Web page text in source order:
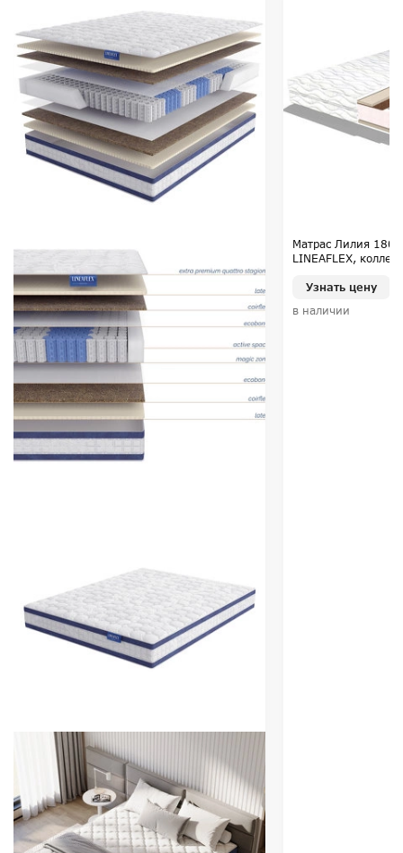
Матрас Лилия
LINEAFLEX,
Узнать цену
в наличии